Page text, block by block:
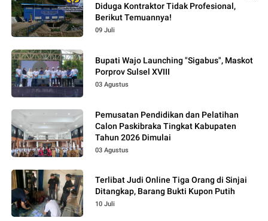
Diduga Kontraktor Tidak Profesional,
Berikut Temuannya!
09 Juli
Bupati Wajo Launching "Sigabus", Maskot
Porprov Sulsel XVIII
03 Agustus
Pemusatan Pendidikan dan Pelatihan
Calon Paskibraka Tingkat Kabupaten
Tahun 2026 Dimulai
03 Agustus
Terlibat Judi Online Tiga Orang di Sinjai
Ditangkap, Barang Bukti Kupon Putih
10 Juli